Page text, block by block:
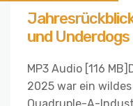
und Underdogs
MP3 Audio [116
2025 war ein